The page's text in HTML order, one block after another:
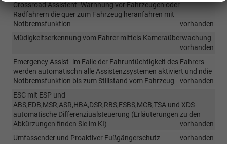
Crossroad Assistent -Warnnung vor Fahrzeugen oder
Radfahrern die quer zum Fahrzeug heranfahren mit
Notbremsfunktion
vorhanden
Müdigkeitserkennung vom Fahrer mittels Kameraüberwachung
vorhanden
Emergency Assist- im Falle der Fahruntüchtigkeit des Fahrers
werden automatischn alle Assistenzsystemen aktiviert und ndie
Notbremsfunktion bis zum Stillstand vom Fahrzeug
vorhanden
ESC mit ESP und
ABS,EDB,MSR,ASR,HBA,DSR,RBS,ESBS,MCB,TSA und XDS-
automatische Differenziualsteuerung (Erläuterungen zu den
Abkürzungen finden Sie im KI)
vorhanden
Umfassender und Proaktiver Fußgängerschutz
vorhanden